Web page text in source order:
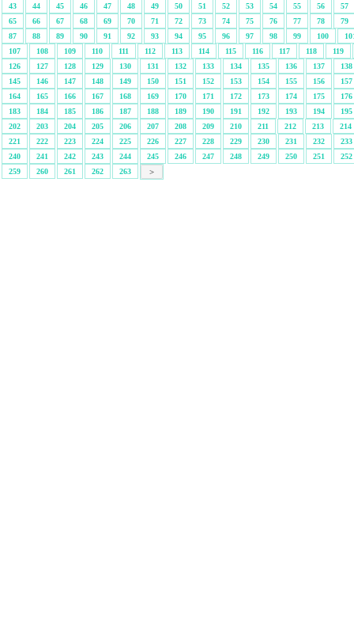
43
44 45 46 47 48 49 50 51 52 53 54 55 56
57
65
66 67 68 69 70 71 72 73 74 75 76 77 78
79
87
88 89 90 91 92 93 94 95 96 97 98 99 100
107
108 109 110 111 112 113 114 115 116 117 118
119
126
127 128 129 130 131 132 133 134 135 136 137
138
145
146 147 148 149 150 151 152 153 154 155 156
157
164
165 166 167 168 169 170 171 172 173 174 175
176
183
184 185 186 187 188 189 190 191 192 193 194
195
202
203 204 205 206 207 208 209 210 211 212 213
214
221
222 223 224 225 226 227 228 229 230 231 232
233
240
241 242 243 244 245 246 247 248 249 250 251
252
259
260 261 262 263 >